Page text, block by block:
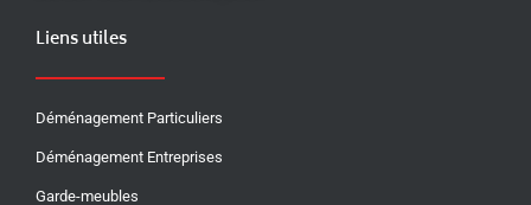
Liens utiles
Déménagement Particuliers
Déménagement Entreprises
Garde-meubles